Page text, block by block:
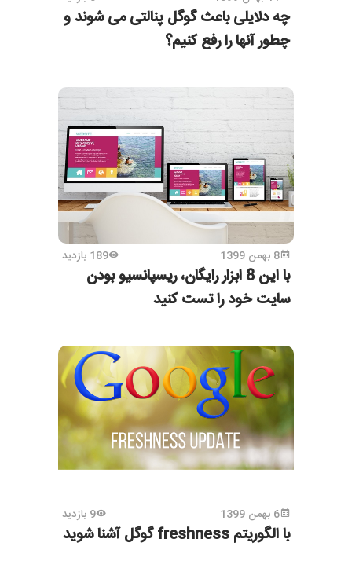
چه دلایلی باعث گوگل پنالتی می شوند و
چطور آنها را رفع کنیم؟
8 بهمن 1399 189 بازدید
با این 8 ابزار رایگان، ریسپانسیو بودن
سایت خود را تست کنید
6 بهمن 1399 9 بازدید
با الگوریتم freshness گوگل آشنا شوید